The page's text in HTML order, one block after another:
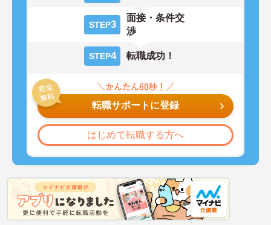
STEP3
面接・条件交
渉
STEP4 転職成功！
転職サポートに登録
はじめて転職する方へ